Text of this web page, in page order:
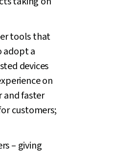
tools that
adopt a
devices
on
and faster
customers;
– giving